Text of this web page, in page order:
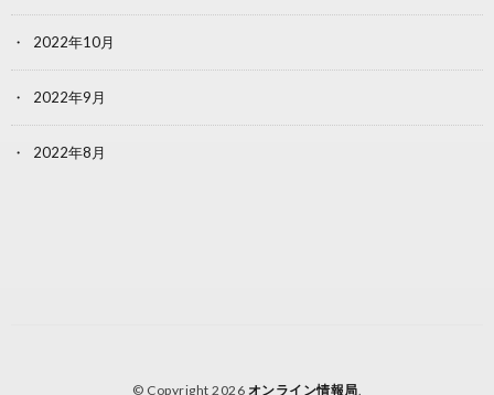
2022年10月
2022年9月
2022年8月
© Copyright 2026 オンライン情報局